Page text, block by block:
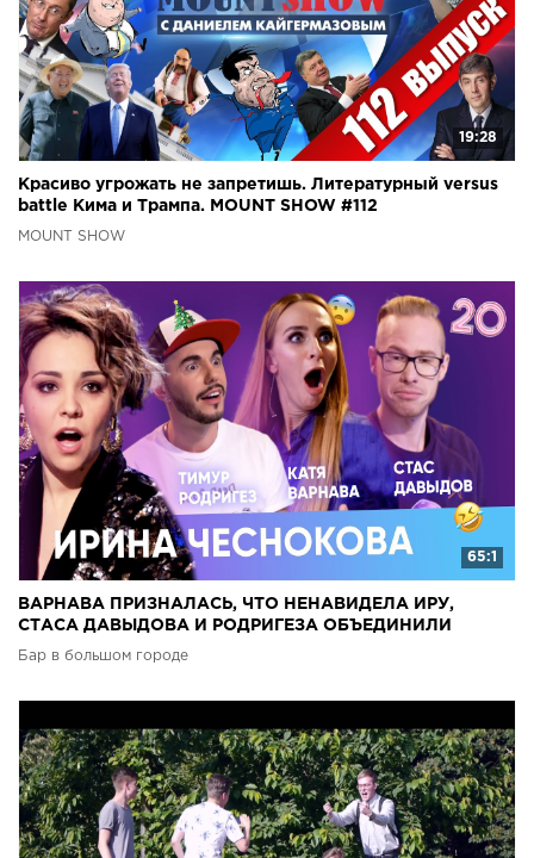
19:28
Красиво угрожать не запретишь. Литературный versus
battle Кима и Трампа. MOUNT SHOW #112
MOUNT SHOW
65:1
ВАРНАВА ПРИЗНАЛАСЬ, ЧТО НЕНАВИДЕЛА ИРУ,
СТАСА ДАВЫДОВА И РОДРИГЕЗА ОБЪЕДИНИЛИ
ХЕЙТЕРЫ. ВЫПУСК #20
Бар в большом городе